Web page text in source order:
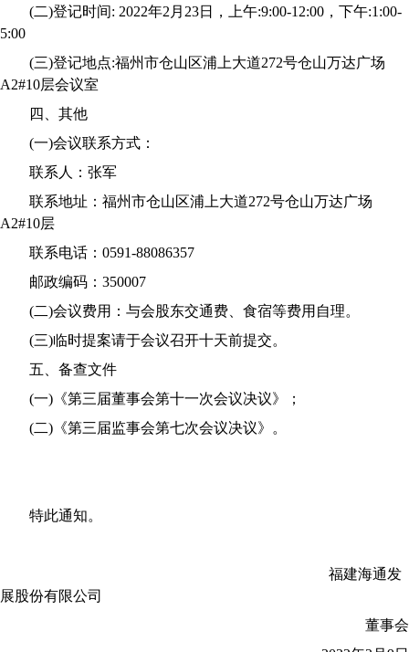
(二)登记时间: 2022年2 月 23日，上午:9:00-12:00 ，下午:1:00-
5:00
(三)登记地点:福州市仓山区浦上大道272号仓山万达广场
A2#10层会议室
四、其他
(一)会议联系方式：
联系人：张军
联系地址： 福州市仓山区浦上大道272号仓山万达广场
A2#10层
联系电话： 0591-88086357
邮政编码： 350007
(二)会议费用： 与会股东交通费、食宿等费用自理。
(三)临时提案请于会议召开十天前提交。
五、备查文件
(一) 《第三届董事会第十一次会议决议》；
(二) 《第三届监事会第七次会议决议》。
特此通知。
福建海通发
展股份有限公司
董事会